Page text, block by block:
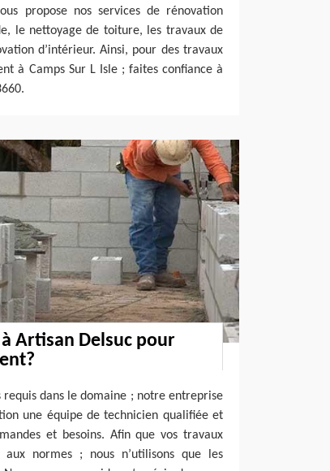
propose nos services de rénovation
le nettoyage de toiture, les travaux de
d’intérieur. Ainsi, pour des travaux
à Camps Sur L Isle ; faites confiance à
Artisan Delsuc pour
dans le domaine ; notre entreprise
une équipe de technicien qualifiée et
et besoins. Afin que vos travaux
normes ; nous n’utilisons que les